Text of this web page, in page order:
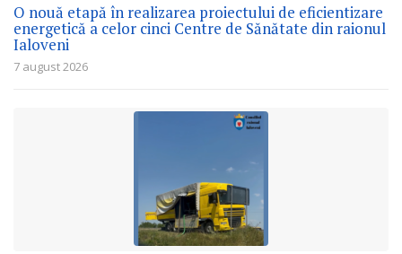
O nouă etapă în realizarea proiectului de eficientizare
energetică a celor cinci Centre de Sănătate din raionul
Ialoveni
7 august 2026